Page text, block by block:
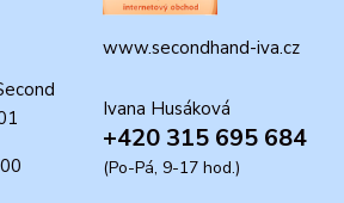
www.secondhand-iva.cz
Ivana Husáková
+420 315 695 684
(Po-Pá, 9-17 hod.)